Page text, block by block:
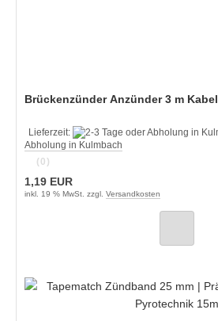
Brückenzünder Anzünder 3 m Kabel
Lieferzeit:
Abholung in Kulmbach
(0)
1,19 EUR
inkl. 19 % MwSt. zzgl. Versandkosten